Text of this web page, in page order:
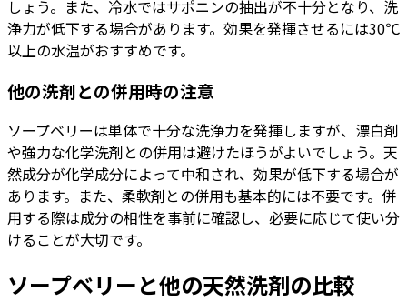
しょう。また、冷水ではサポニンの抽出が不十分となり、洗
浄力が低下する場合があります。効果を発揮させるには30℃
以上の水温がおすすめです。
他の洗剤との併用時の注意
ソープベリーは単体で十分な洗浄力を発揮しますが、漂白剤
や強力な化学洗剤との併用は避けたほうがよいでしょう。天
然成分が化学成分によって中和され、効果が低下する場合が
あります。また、柔軟剤との併用も基本的には不要です。併
用する際は成分の相性を事前に確認し、必要に応じて使い分
けることが大切です。
ソープベリーと他の天然洗剤の比較